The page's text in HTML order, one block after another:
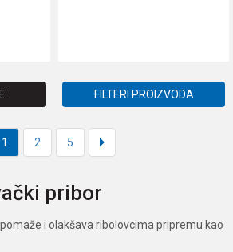
FILTERI PROIZVODA
1 2 5
pribor
i olakšava ribolovcima pripremu kao